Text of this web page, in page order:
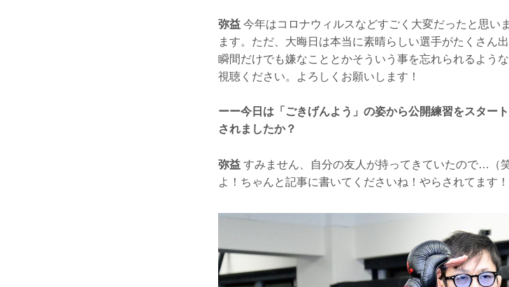
弥益 今年はコロナウィルスなどすごく大変だったと思い
ます。ただ、大晦日は本当に素晴らしい選手がたくさん
瞬間だけでも嫌なこととかそういう事を忘れられるよう
視聴ください。よろしくお願いします！
ーー今日は「ごきげんよう」の姿から公開練習をスター
されましたか？
弥益 すみません、自分の友人が持ってきていたので…（
よ！ちゃんと記事に書いてくださいね！やらされてます！